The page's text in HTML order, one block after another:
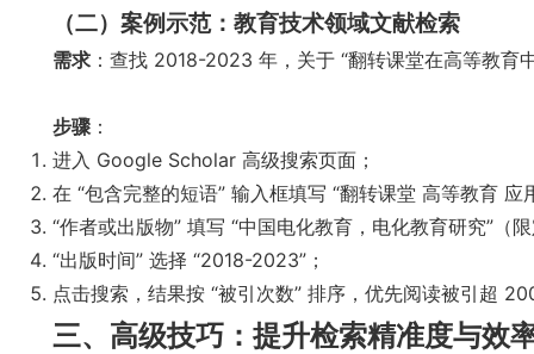
（二）案例示范：教育技术领域文献检索
需求 ：查找 2018-2023 年，关于 “翻转课堂在高等教育
步骤：
进入 Google Scholar 高级搜索页面；
在 “包含完整的短语” 输入框填写 “翻转课堂 高等教育 应
“作者或出版物” 填写 “中国电化教育，电化教育研究”（
“出版时间” 选择 “2018-2023”；
点击搜索，结果按 “被引次数” 排序，优先阅读被引超
三、高级技巧：提升检索精准度与效